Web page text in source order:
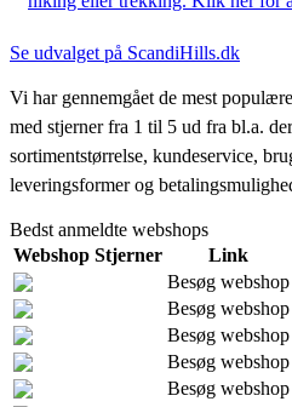
Se udvalget på ScandiHills.dk
Vi har gennemgået de mest
med stjerner fra 1 til 5 ud fra bl.a.
sortimentstørrelse, kundeservice,
leveringsformer og
Bedst anmeldte webshops
Webshop Stjerner
Link
Besøg webshop
Besøg webshop
Besøg webshop
Besøg webshop
Besøg webshop